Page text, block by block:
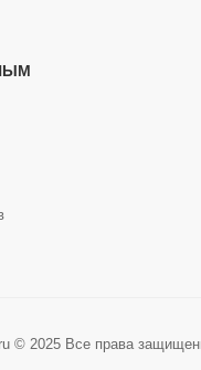
© 2025 Все права